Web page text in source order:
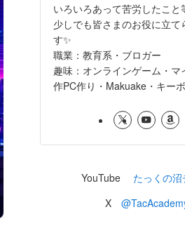
いろいろあって苦労したこと
少しでも皆さまのお役に立て
す✨
職業：教育系・ブロガー
趣味：オンラインゲーム・マ
作PC作り・Makuake・キー
YouTube たっくの沼
X